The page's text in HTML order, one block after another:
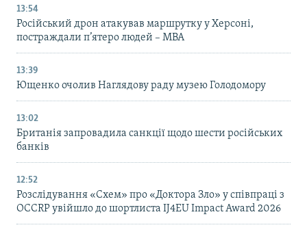
13:54
Російський дрон атакував маршрутку у Херсоні,
постраждали п’ятеро людей – МВА
13:39
Ющенко очолив Наглядову раду музею Голодомору
13:02
Британія запровадила санкції щодо шести російських
банків
12:52
Розслідування «Схем» про «Доктора Зло» у співпраці з
OCCRP увійшло до шортлиста IJ4EU Impact Award 2026